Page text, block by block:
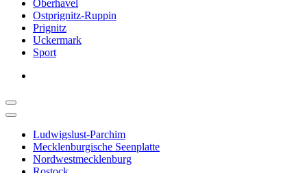
Oberhavel
Ostprignitz-Ruppin
Prignitz
Uckermark
Sport
Ludwigslust-Parchim
Mecklenburgische Seenplatte
Nordwestmecklenburg